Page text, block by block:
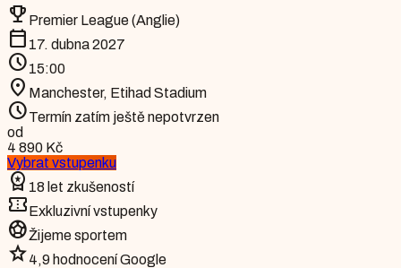
emoji_events Premier League (Anglie)
calendar_today 17. dubna 2027
schedule15:00
location_on Manchester, Etihad Stadium
scheduleTermín zatím ještě nepotvrzen
od
4 890 Kč
Vybrat vstupenku
workspace_premium 18 let zkušeností
confirmation_numberExkluzivní vstupenky
sports_soccerŽijeme sportem
star4,9 hodnocení Google